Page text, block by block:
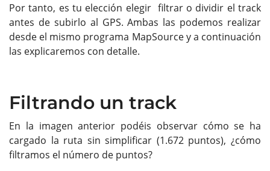
Por tanto, es tu elección elegir filtrar o dividir el track
antes de subirlo al GPS. Ambas las podemos realizar
desde el mismo programa MapSource y a continuación
las explicaremos con detalle.
Filtrando un track
En la imagen anterior podéis observar cómo se ha
cargado la ruta sin simplificar (1.672 puntos), ¿cómo
filtramos el número de puntos?